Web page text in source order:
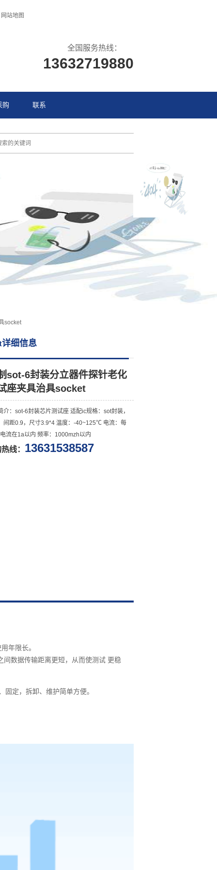
网站地图
全国服务热线：
13632719880
购 联系
socket
详细信息
sot-6封装分立器件探针老化
座夹具治具socket
介：sot-6封装芯片测试座 适配ic规格：sot封装，
间距0.9，尺寸3.9*4 温度：-40~125℃ 电流：每
流在1a以内 频率：1000mzh以内
线： 13631538587
年限长。
数据传输距离更短，从而使测试 更稳
定，拆卸、维护简单方便。